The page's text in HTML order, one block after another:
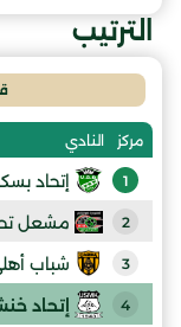
الترتيب
مركز النادي
1 إتحاد
2 مشعل
3 شباب
4 إتحاد